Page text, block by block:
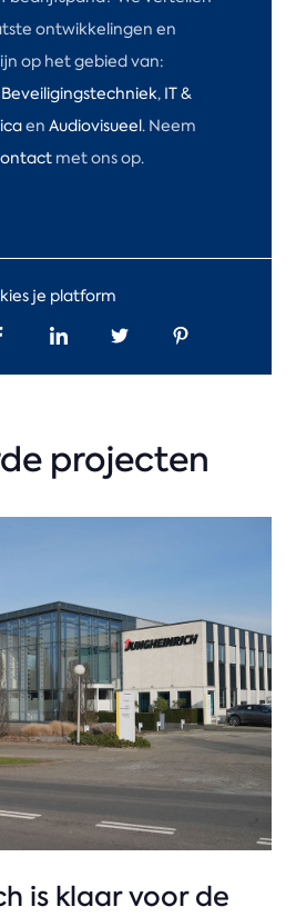
ontwikkelingen en
op het gebied van:
Beveiligingstechniek, IT &
enAudiovisueel. Neem
met ons op.
je platform
projecten
is klaar voor de